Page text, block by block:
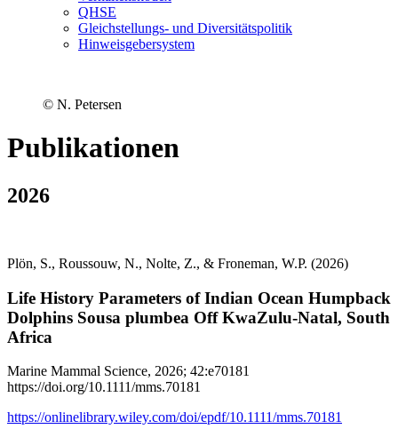
QHSE
Gleichstellungs- und Diversitätspolitik
Hinweisgebersystem
© N. Petersen
Publikationen
2026
Plön, S., Roussouw, N., Nolte, Z., & Froneman, W.P. (2026)
Life History Parameters of Indian Ocean Humpback
Dolphins Sousa plumbea Off KwaZulu-Natal, South
Africa
Marine Mammal Science, 2026; 42:e70181
https://doi.org/10.1111/mms.70181
https://onlinelibrary.wiley.com/doi/epdf/10.1111/mms.70181